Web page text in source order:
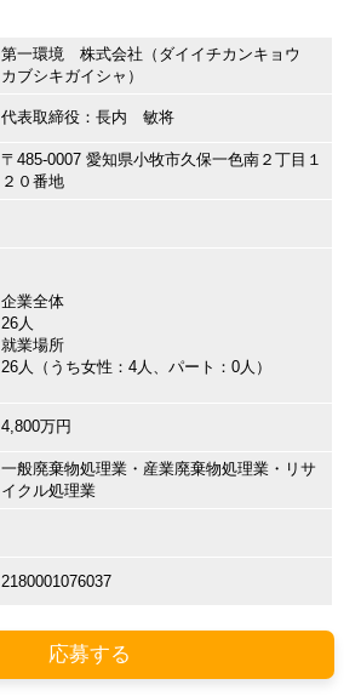
第一環境 株式会社（ダイイチカンキョウ
カブシキガイシャ）
代表取締役：長内 敏将
〒485-0007 愛知県小牧市久保一色南２丁目１
２０番地
企業全体
26人
就業場所
26人（うち女性：4人、パート：0人）
4,800万円
一般廃棄物処理業・産業廃棄物処理業・リサ
イクル処理業
2180001076037
応募する